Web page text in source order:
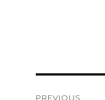
PREVIOUS